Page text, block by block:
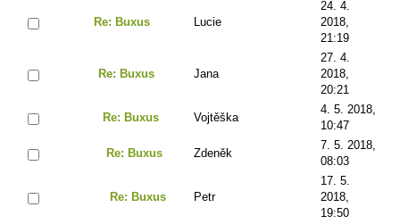
Re: Buxus Lucie
24. 4.
2018,
21:19
Re: Buxus Jana
27. 4.
2018,
20:21
Re: Buxus Vojtěška
4. 5. 2018,
10:47
Re: Buxus Zdeněk
7. 5. 2018,
08:03
Re: Buxus Petr
17. 5.
2018,
19:50